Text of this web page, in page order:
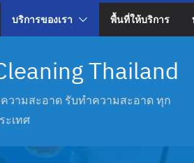
บริการของเรา พื้นที่ให้บริการ
Thailand
วามสะอาด รับทำความสะอาด ทุก
ะเทศ